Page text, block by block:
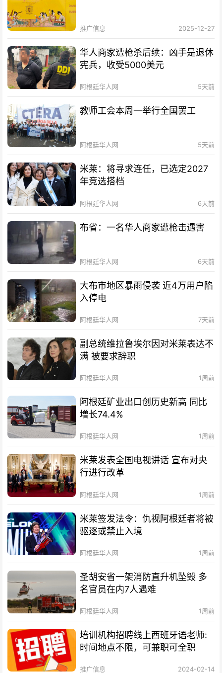
推广信息 2025-12-27
华人商家遭枪杀后续：凶手是退休
宪兵，收受5000美元
阿根廷华人网 5天前
教师工会本周一举行全国罢工
阿根廷华人网 5天前
米莱：将寻求连任，已选定2027
年竞选搭档
阿根廷华人网 6天前
布省：一名华人商家遭枪击遇害
阿根廷华人网 6天前
大布市地区暴雨侵袭 近4万用户陷
入停电
阿根廷华人网 7天前
副总统维拉鲁埃尔因对米莱表达不
满 被要求辞职
阿根廷华人网 1周前
阿根廷矿业出口创历史新高 同比
增长74.4%
阿根廷华人网 1周前
米莱发表全国电视讲话 宣布对央
行进行改革
阿根廷华人网 1周前
米莱签发法令：仇视阿根廷者将被
驱逐或禁止入境
阿根廷华人网 1周前
圣胡安省一架消防直升机坠毁 多
名官员在内7人遇难
阿根廷华人网 1周前
培训机构招聘线上西班牙语老师:
时间地点不限，可兼职可全职
推广信息 2024-02-14